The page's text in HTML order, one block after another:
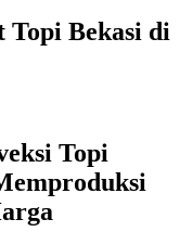
Topi Bekasi di
Topi